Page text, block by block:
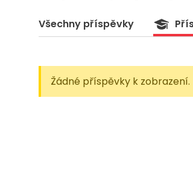
Všechny příspěvky
Žádné příspěvky k zobrazení.